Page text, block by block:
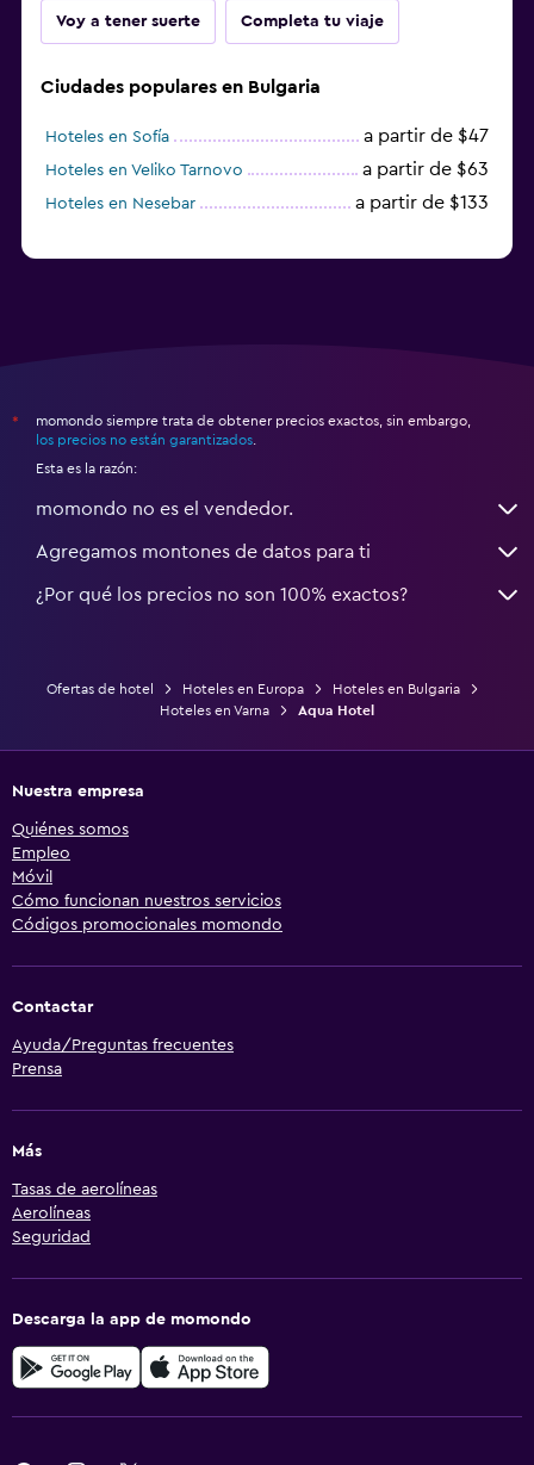
Voy a tener suerte Completa tu viaje
Ciudades populares en Bulgaria
Hoteles en Sofía a partir de $47
Hoteles en Veliko Tarnovo a partir de $63
Hoteles en Nesebar a partir de $133
*
momondo siempre trata de obtener precios exactos, sin embargo,
los precios no están garantizados
Esta es la razón:
momondo no es el vendedor.
Agregamos montones de datos para ti
¿Por qué los precios no son 100% exactos?
Ofertas de hotel Hoteles en Europa
Hoteles en Bulgaria
Hoteles en Varna
Aqua Hotel
Nuestra empresa
Quiénes somos
Empleo
Móvil
Cómo funcionan nuestros servicios
Códigos promocionales momondo
Contactar
Ayuda/Preguntas frecuentes
Prensa
Más
Tasas de aerolíneas
Aerolíneas
Seguridad
Descarga la app de momondo